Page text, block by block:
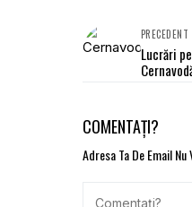
PRECEDENT
Lucrări
COMENTAȚI?
Adresa Ta De Email Nu